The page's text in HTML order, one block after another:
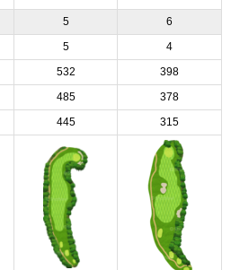
5 6
5 4
532 398
485 378
445 315